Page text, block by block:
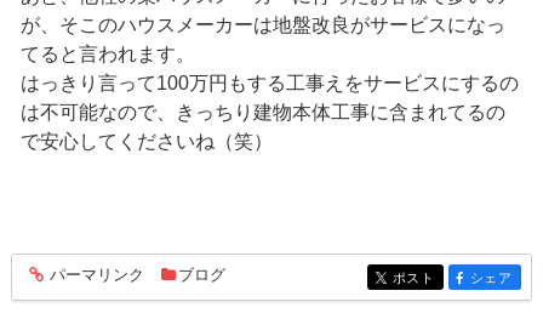
が、そこのハウスメーカーは地盤改良がサービスになっ
てると言われます。
はっきり言って100万円もする工事えをサービスにするの
は不可能なので、きっちり建物本体工事に含まれてるの
で安心してくださいね（笑）
entry395
パーマリンク ブログ entry395
ポスト entry395
シェア